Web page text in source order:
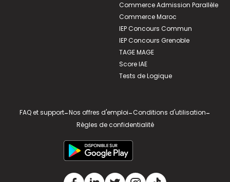
Commerce Admission Parallèle
Commerce Maroc
IEP Concours Commun
IEP Concours Grenoble
TAGE MAGE
Score IAE
Tests de Logique
FAQ et support-Nos offres d'emploi-Conditions d'utilisation-
Règles de confidentialité